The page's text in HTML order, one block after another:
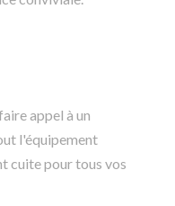
appel à un
l'équipement
cuite pour tous vos